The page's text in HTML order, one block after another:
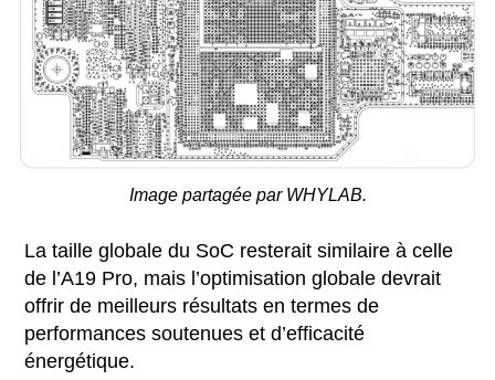
Image partagée par WHYLAB.
La taille globale du SoC resterait similaire à celle
de l’A19 Pro, mais l’optimisation globale devrait
offrir de meilleurs résultats en termes de
performances soutenues et d’efficacité
énergétique.